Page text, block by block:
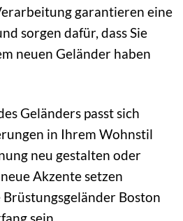
garantieren eine
sorgen dafür, dass Sie
neuen Geländer haben
Geländers passt sich
in Ihrem Wohnstil
neu gestalten oder
Akzente setzen
Boston